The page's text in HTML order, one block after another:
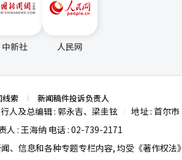
中新社 人民网
线索 新闻稿件投诉负责人
人及总编辑 : 郭永吉、梁圭铉
地址 : 首尔市
人 : 王海纳 电话 : 02-739-2171
、信息和各种专题专栏内容, 均受《著作权法》